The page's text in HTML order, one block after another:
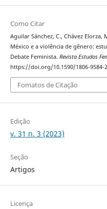
Como Citar
Aguilar Sánchez, C., Chávez Elorza,
México e a violência de gênero:
Debate Feminista. Revista Estudos
https://doi.org/10.1590/1806-9584-
Fomatos de Citação
Edição
v. 31 n. 3 (2023)
Seção
Artigos
Licença